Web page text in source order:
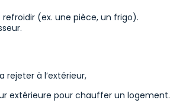
(ex. une pièce, un frigo).
rejeter à l’extérieur,
extérieure pour chauffer un logement.